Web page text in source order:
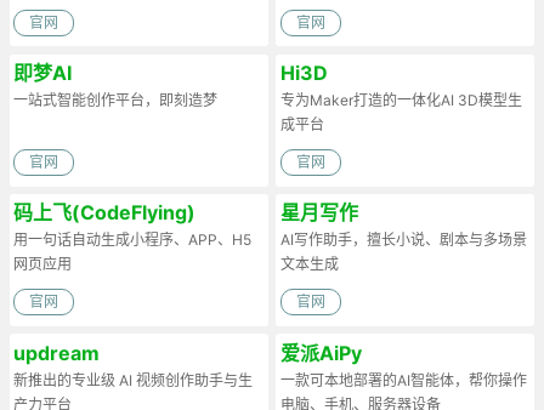
官网 官网
即梦AI
一站式智能创作平台，即刻造梦
官网
Hi3D
专为Maker打造的一体化AI 3D模型生
成平台
官网
码上飞(CodeFlying)
用一句话自动生成小程序、APP、H5
网页应用
官网
星月写作
AI写作助手，擅长小说、剧本与多场景
文本生成
官网
updream
新推出的专业级 AI 视频创作助手与生
产力平台
爱派AiPy
一款可本地部署的AI智能体，帮你操作
电脑、手机、服务器设备